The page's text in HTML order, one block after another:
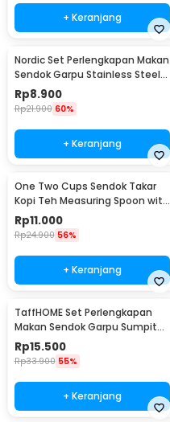
+ Keranjang
Nordic Set Perlengkapan Makan
Sendok Garpu Stainless Steel
Cutlery Set - XS-B014
Rp8.900
Rp21.900 60%
+ Keranjang
One Two Cups Sendok Takar
Kopi Teh Measuring Spoon with
Clip - G166
Rp11.000
Rp24.900 56%
+ Keranjang
TaffHOME Set Perlengkapan
Makan Sendok Garpu Sumpit
Pouch Cutlery Set - T1
Rp15.500
Rp33.900 55%
+ Keranjang